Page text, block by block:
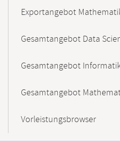
Exportangebot
Gesamtangebot Data
Gesamtangebot
Gesamtangebot
Vorleistungsbrowser